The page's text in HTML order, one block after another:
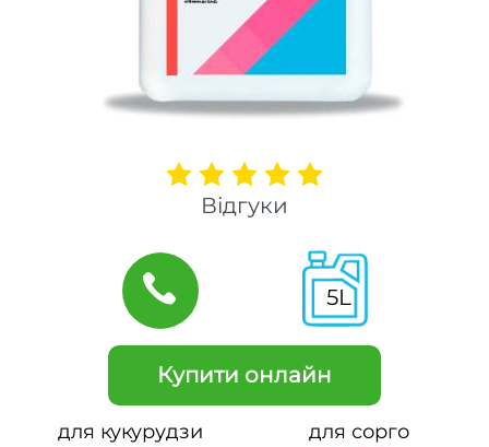
Відгуки
5L
Купити онлайн
для кукурудзи для сорго